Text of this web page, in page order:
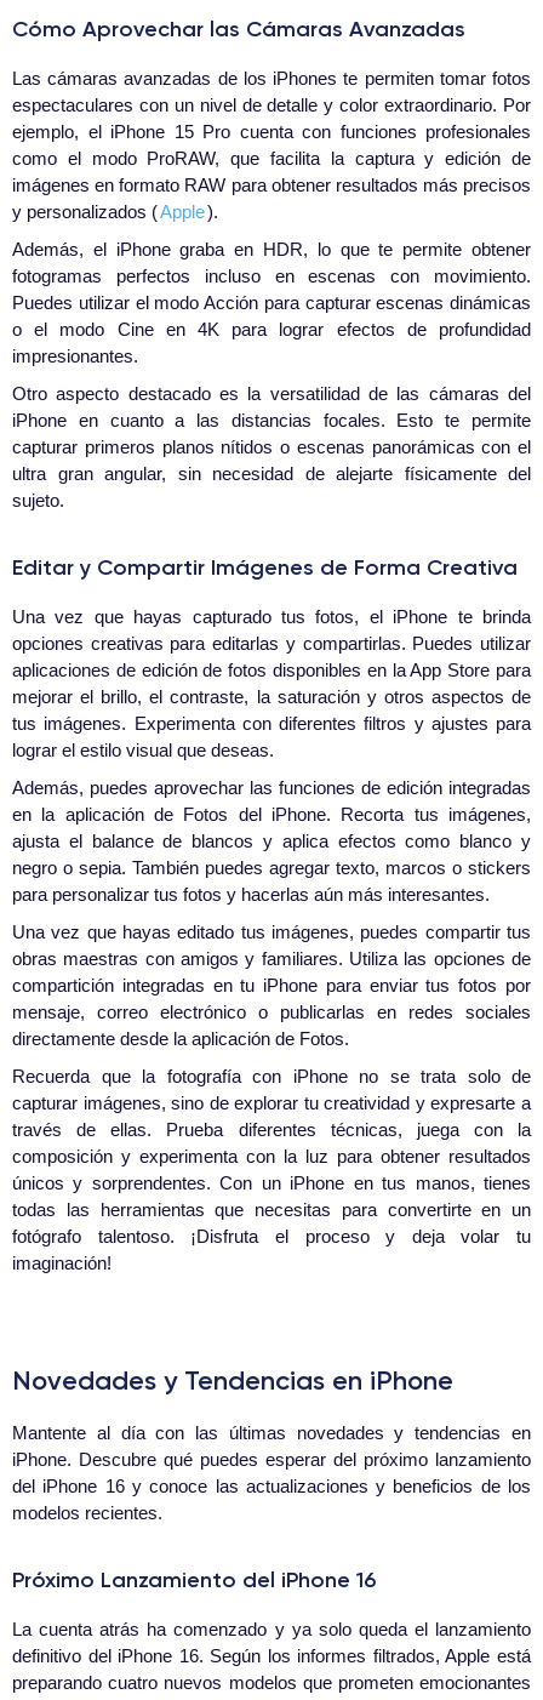
Cómo Aprovechar las Cámaras Avanzadas
Las cámaras avanzadas de los iPhones te permiten tomar fotos
espectaculares con un nivel de detalle y color extraordinario. Por
ejemplo, el iPhone 15 Pro cuenta con funciones profesionales
como el modo ProRAW, que facilita la captura y edición de
imágenes en formato RAW para obtener resultados más precisos
y personalizados (Apple).
Además, el iPhone graba en HDR, lo que te permite obtener
fotogramas perfectos incluso en escenas con movimiento.
Puedes utilizar el modo Acción para capturar escenas dinámicas
o el modo Cine en 4K para lograr efectos de profundidad
impresionantes.
Otro aspecto destacado es la versatilidad de las cámaras del
iPhone en cuanto a las distancias focales. Esto te permite
capturar primeros planos nítidos o escenas panorámicas con el
ultra gran angular, sin necesidad de alejarte físicamente del
sujeto.
Editar y Compartir Imágenes de Forma Creativa
Una vez que hayas capturado tus fotos, el iPhone te brinda
opciones creativas para editarlas y compartirlas. Puedes utilizar
aplicaciones de edición de fotos disponibles en la App Store para
mejorar el brillo, el contraste, la saturación y otros aspectos de
tus imágenes. Experimenta con diferentes filtros y ajustes para
lograr el estilo visual que deseas.
Además, puedes aprovechar las funciones de edición integradas
en la aplicación de Fotos del iPhone. Recorta tus imágenes,
ajusta el balance de blancos y aplica efectos como blanco y
negro o sepia. También puedes agregar texto, marcos o stickers
para personalizar tus fotos y hacerlas aún más interesantes.
Una vez que hayas editado tus imágenes, puedes compartir tus
obras maestras con amigos y familiares. Utiliza las opciones de
compartición integradas en tu iPhone para enviar tus fotos por
mensaje, correo electrónico o publicarlas en redes sociales
directamente desde la aplicación de Fotos.
Recuerda que la fotografía con iPhone no se trata solo de
capturar imágenes, sino de explorar tu creatividad y expresarte a
través de ellas. Prueba diferentes técnicas, juega con la
composición y experimenta con la luz para obtener resultados
únicos y sorprendentes. Con un iPhone en tus manos, tienes
todas las herramientas que necesitas para convertirte en un
fotógrafo talentoso. ¡Disfruta el proceso y deja volar tu
imaginación!
Novedades y Tendencias en iPhone
Mantente al día con las últimas novedades y tendencias en
iPhone. Descubre qué puedes esperar del próximo lanzamiento
del iPhone 16 y conoce las actualizaciones y beneficios de los
modelos recientes.
Próximo Lanzamiento del iPhone 16
La cuenta atrás ha comenzado y ya solo queda el lanzamiento
definitivo del iPhone 16. Según los informes filtrados, Apple está
preparando cuatro nuevos modelos que prometen emocionantes